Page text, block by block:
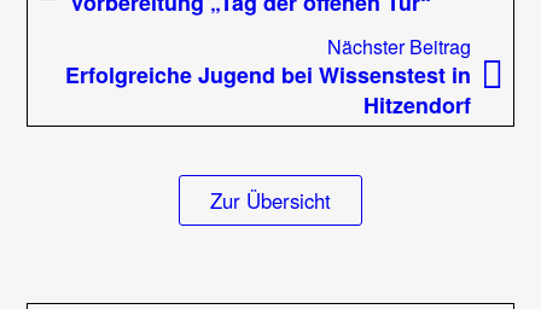
Nächster Beitrag
Erfolgreiche Jugend bei Wissenstest in
Hitzendorf
Zur Übersicht